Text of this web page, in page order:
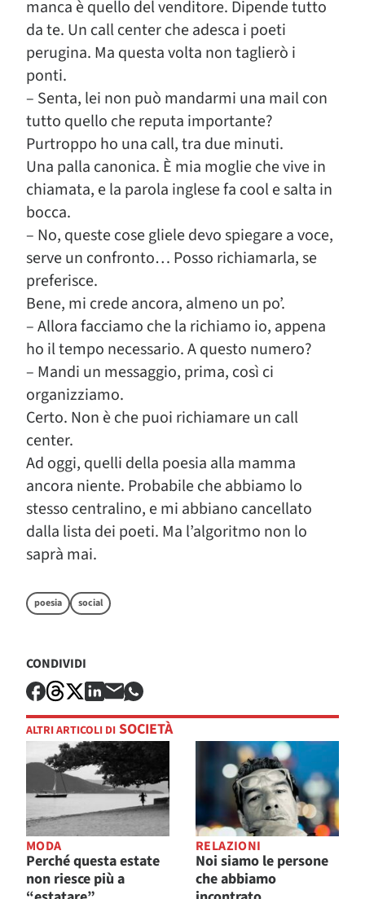
manca è quello del venditore. Dipende tutto
da te. Un call center che adesca i poeti
perugina. Ma questa volta non taglierò i
ponti.
– Senta, lei non può mandarmi una mail con
tutto quello che reputa importante?
Purtroppo ho una call, tra due minuti.
Una palla canonica. È mia moglie che vive in
chiamata, e la parola inglese fa cool e salta in
bocca.
– No, queste cose gliele devo spiegare a voce,
serve un confronto… Posso richiamarla, se
preferisce.
Bene, mi crede ancora, almeno un po’.
– Allora facciamo che la richiamo io, appena
ho il tempo necessario. A questo numero?
– Mandi un messaggio, prima, così ci
organizziamo.
Certo. Non è che puoi richiamare un call
center.
Ad oggi, quelli della poesia alla mamma
ancora niente. Probabile che abbiamo lo
stesso centralino, e mi abbiano cancellato
dalla lista dei poeti. Ma l’algoritmo non lo
saprà mai.
poesia social
CONDIVIDI
ALTRI ARTICOLI DI SOCIETÀ
MODA
Perché questa estate
non riesce più a
RELAZIONI
Noi siamo le persone
che abbiamo